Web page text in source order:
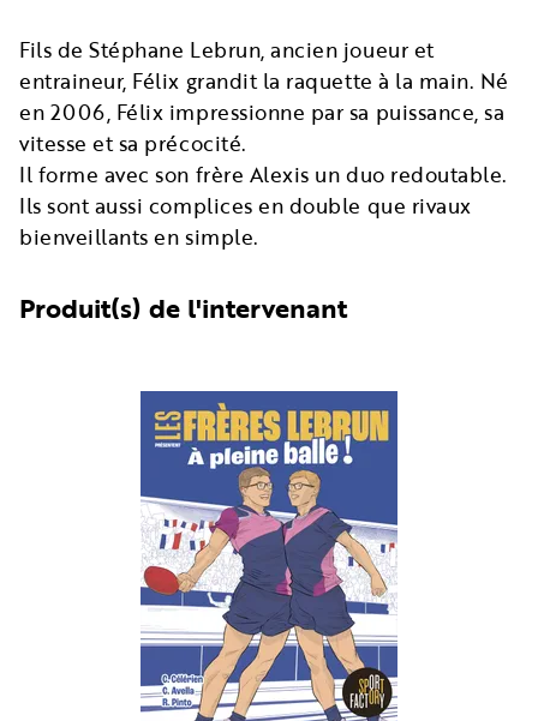
Fils de Stéphane Lebrun, ancien joueur et
entraineur, Félix grandit la raquette à la main. Né
en 2006, Félix impressionne par sa puissance, sa
vitesse et sa précocité.
Il forme avec son frère Alexis un duo redoutable.
Ils sont aussi complices en double que rivaux
bienveillants en simple.
Produit(s) de l'intervenant